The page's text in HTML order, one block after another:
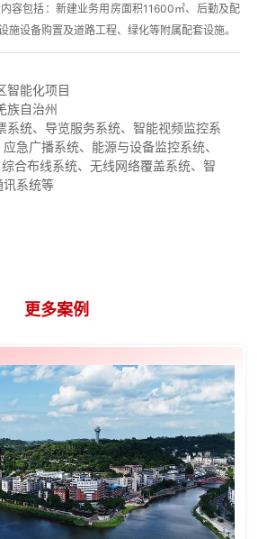
容包括：新建业务用房面积11600㎡、后勤及配
设备购置及道路工程、绿化等附属配套设施。
智能化项目
族自治州‌
系统、导览服务系统、智能视频监控系
急广播系统、能源与设备监控系统、
合布线系统、无线网络覆盖系统、智
讯系统等
CASE
更多案例